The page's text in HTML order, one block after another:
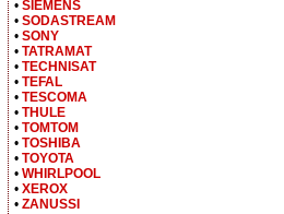
• SIEMENS
• SODASTREAM
• SONY
• TATRAMAT
• TECHNISAT
• TEFAL
• TESCOMA
• THULE
• TOMTOM
• TOSHIBA
• TOYOTA
• WHIRLPOOL
• XEROX
• ZANUSSI